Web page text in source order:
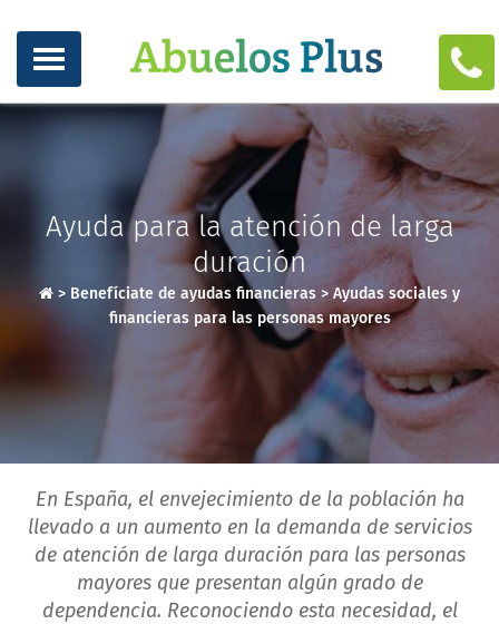
Ayuda para la atención de larga
duración
> Benefíciate de ayudas financieras > Ayudas sociales y
financieras para las personas mayores
En España, el envejecimiento de la población ha
llevado a un aumento en la demanda de servicios
de atención de larga duración para las personas
mayores que presentan algún grado de
dependencia. Reconociendo esta necesidad, el